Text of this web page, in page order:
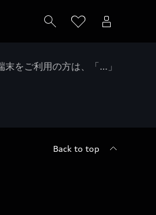
をご利用の方は、「…」
Back to top